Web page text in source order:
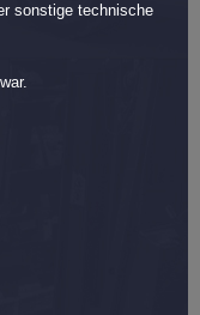
sonstige technische